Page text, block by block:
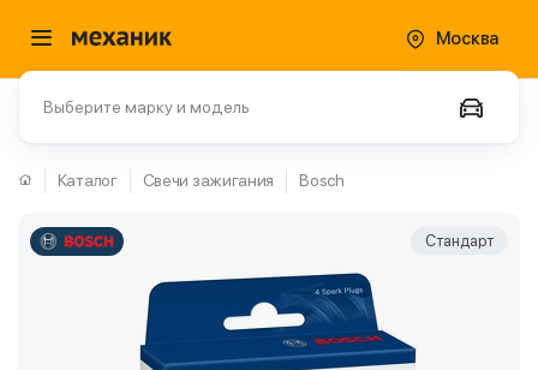
Москва
Выберите марку и модель
Каталог Свечи зажигания Bosch
Стандарт